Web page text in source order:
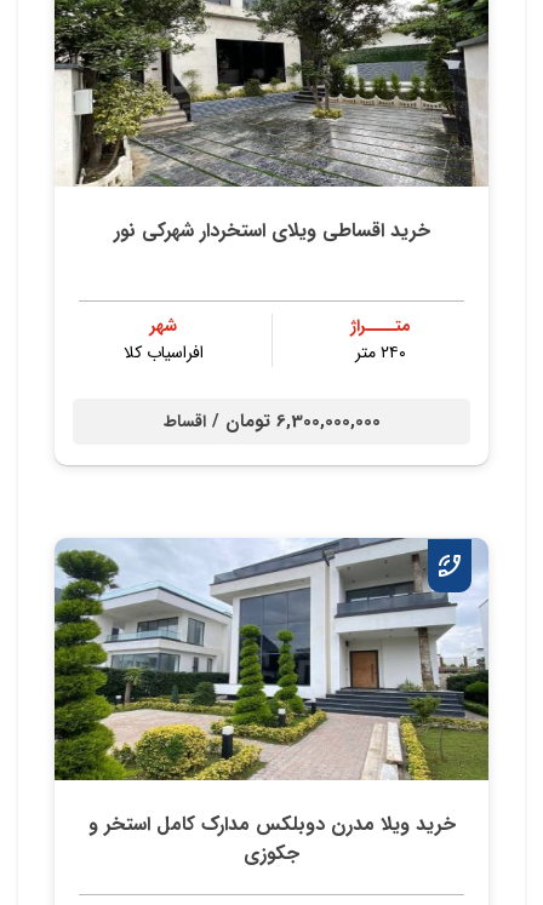
خرید اقساطی ویلای استخردار شهرکی نور
متــــراژ
۲۴۰ متر
شهر
افراسیاب کلا
6,300,000,000 تومان / اقساط
خرید ویلا مدرن دوبلکس مدارک کامل استخر و
جکوزی